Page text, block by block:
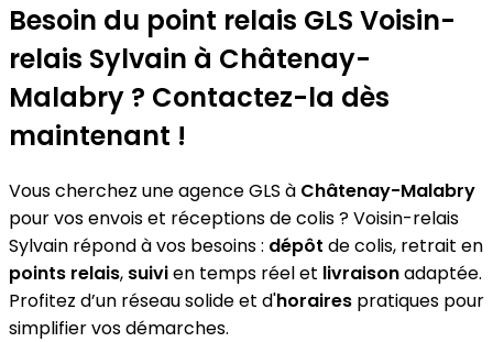
−
Besoin du point relais GLS Voisin-
relais Sylvain à Châtenay-
Malabry ? Contactez-la dès
maintenant !
Vous cherchez une agence GLS à Châtenay-Malabry
pour vos envois et réceptions de colis ? Voisin-relais
Sylvain répond à vos besoins : dépôt de colis, retrait en
points relais, suivien temps réel et livraisonadaptée.
Profitez d’un réseau solide et d'horaires pratiques pour
simplifier vos démarches.